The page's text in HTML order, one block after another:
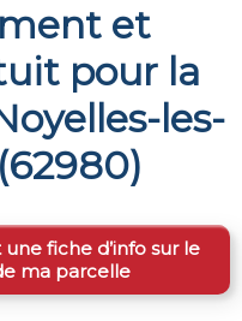
et
pour la
les-
62980)
fiche d’info sur le
ma parcelle